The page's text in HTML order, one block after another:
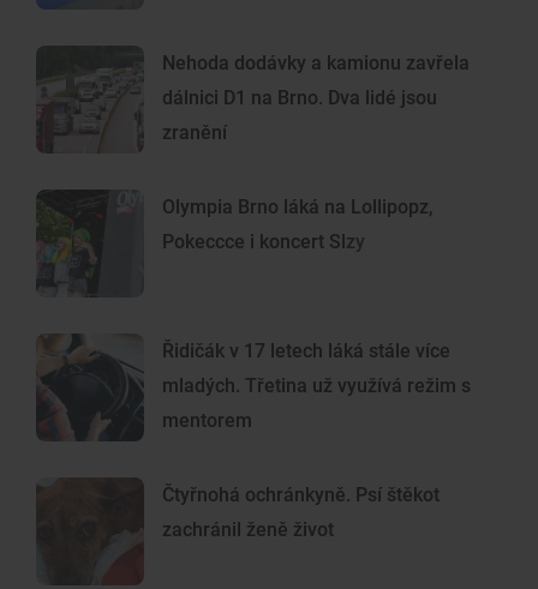
Nehoda dodávky a kamionu zavřela
dálnici D1 na Brno. Dva lidé jsou
zranění
Olympia Brno láká na Lollipopz,
Pokeccce i koncert Slzy
Řidičák v 17 letech láká stále více
mladých. Třetina už využívá režim s
mentorem
Čtyřnohá ochránkyně. Psí štěkot
zachránil ženě život